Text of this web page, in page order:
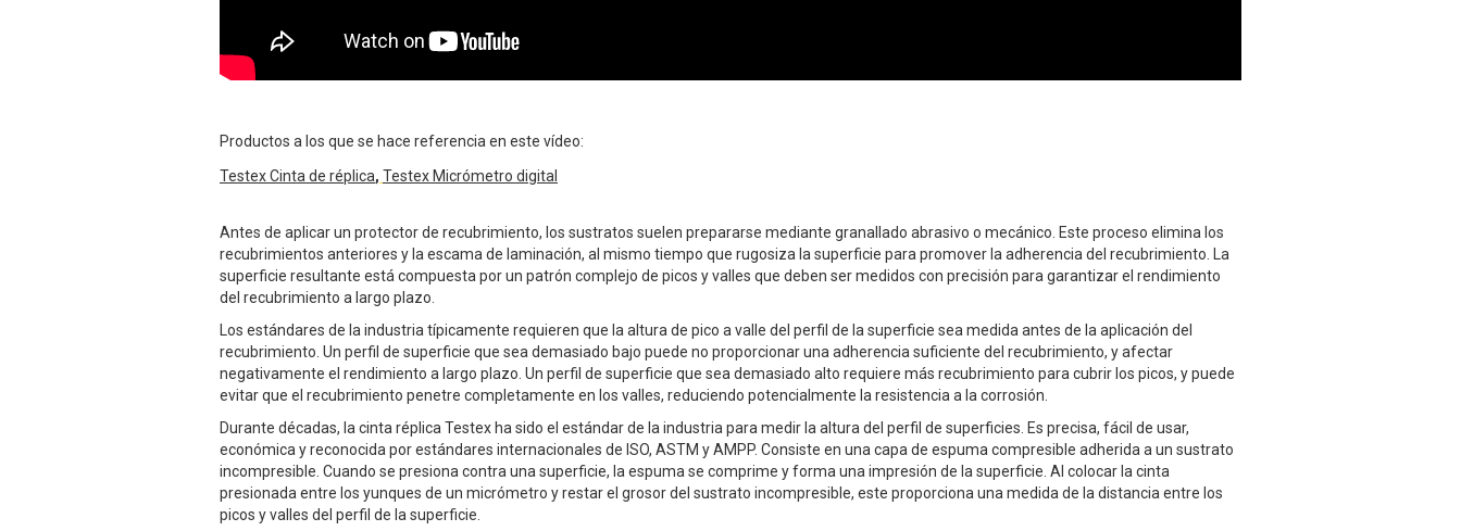
Productos a los que se hace referencia en este vídeo:
Testex Cinta de réplica, Testex Micrómetro digital
Antes de aplicar un protector de recubrimiento, los sustratos suelen prepararse mediante granallado abrasivo o mecánico. Este proceso elimina los
recubrimientos anteriores y la escama de laminación, al mismo tiempo que rugosiza la superficie para promover la adherencia del recubrimiento. La
superficie resultante está compuesta por un patrón complejo de picos y valles que deben ser medidos con precisión para garantizar el rendimiento
del recubrimiento a largo plazo.
Los estándares de la industria típicamente requieren que la altura de pico a valle del perfil de la superficie sea medida antes de la aplicación del
recubrimiento. Un perfil de superficie que sea demasiado bajo puede no proporcionar una adherencia suficiente del recubrimiento, y afectar
negativamente el rendimiento a largo plazo. Un perfil de superficie que sea demasiado alto requiere más recubrimiento para cubrir los picos, y puede
evitar que el recubrimiento penetre completamente en los valles, reduciendo potencialmente la resistencia a la corrosión.
Durante décadas, la cinta réplica Testex ha sido el estándar de la industria para medir la altura del perfil de superficies. Es precisa, fácil de usar,
económica y reconocida por estándares internacionales de ISO, ASTM y AMPP. Consiste en una capa de espuma compresible adherida a un sustrato
incompresible. Cuando se presiona contra una superficie, la espuma se comprime y forma una impresión de la superficie. Al colocar la cinta
presionada entre los yunques de un micrómetro y restar el grosor del sustrato incompresible, este proporciona una medida de la distancia entre los
picos y valles del perfil de la superficie.